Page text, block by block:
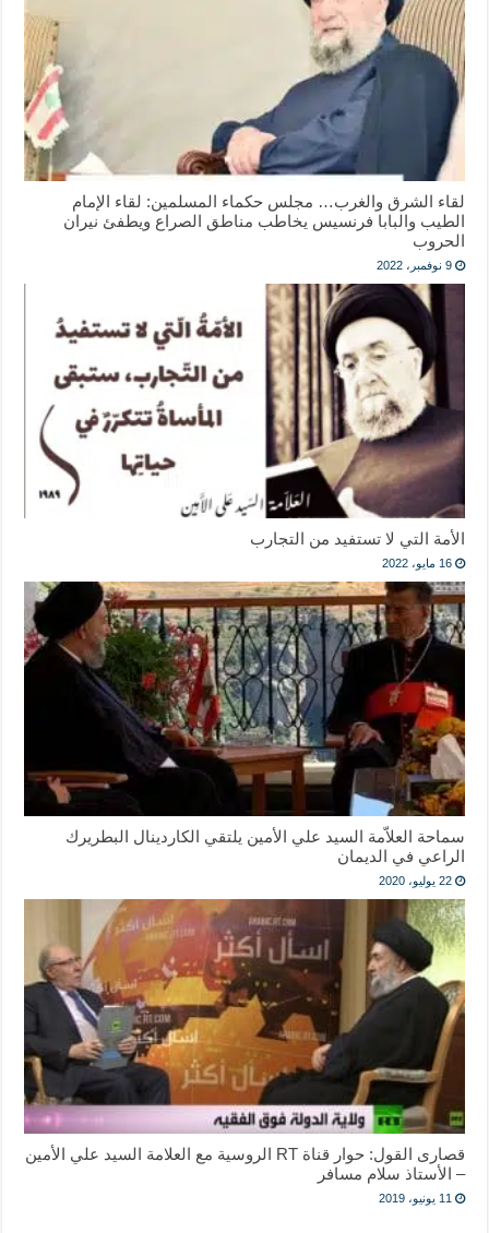
لقاء الشرق والغرب… مجلس حكماء المسلمين: لقاء الإمام
الطيب والبابا فرنسيس يخاطب مناطق الصراع ويطفئ نيران
الحروب
9 نوفمبر، 2022
الأمة التي لا تستفيد من التجارب
16 مايو، 2022
سماحة العلاّمة السيد علي الأمين يلتقي الكاردينال البطريرك
الراعي في الديمان
22 يوليو، 2020
قصارى القول: حوار قناة RT الروسية مع العلامة السيد علي الأمين
– الأستاذ سلام مسافر
11 يونيو، 2019